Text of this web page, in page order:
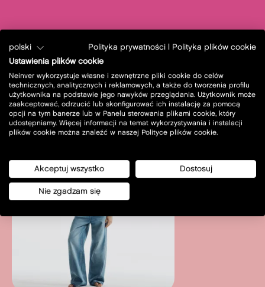
new in Zobacz wszystkie
polski Polityka prywatności
Polityka plików cookie
Ustawienia plików cookie
Neinver wykorzystuje własne i zewnętrzne pliki cookie do celów
technicznych, analitycznych i reklamowych, a także do tworzenia profilu
użytkownika na podstawie jego nawyków przeglądania. Użytkownik może
zaakceptować, odrzucić lub skonfigurować ich instalację za pomocą
opcji na tym banerze lub w Panelu sterowania plikami cookie, który
udostępniamy. Więcej informacji na temat wykorzystywania i instalacji
plików cookie można znaleźć w naszej Polityce plików cookie.
Akceptuj wszystko Dostosuj
Nie zgadzam się